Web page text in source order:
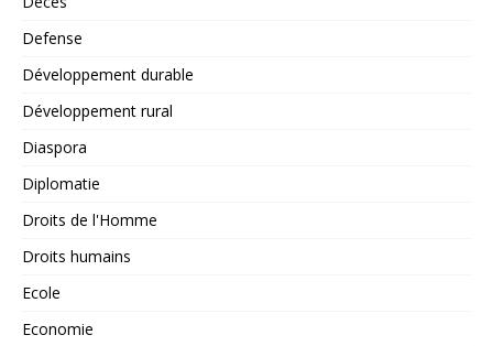
Defense
Développement durable
Développement rural
Diaspora
Diplomatie
Droits de l'Homme
Droits humains
Ecole
Economie